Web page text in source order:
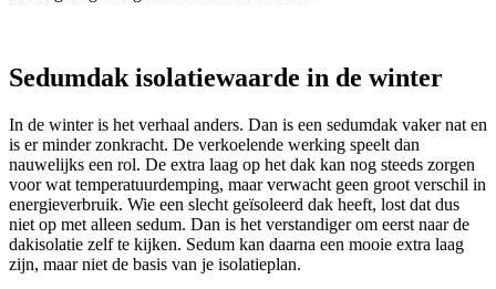
Sedumdak isolatiewaarde in de winter
In de winter is het verhaal anders. Dan is een sedumdak vaker nat en
is er minder zonkracht. De verkoelende werking speelt dan
nauwelijks een rol. De extra laag op het dak kan nog steeds zorgen
voor wat temperatuurdemping, maar verwacht geen groot verschil in
energieverbruik. Wie een slecht geïsoleerd dak heeft, lost dat dus
niet op met alleen sedum. Dan is het verstandiger om eerst naar de
dakisolatie zelf te kijken. Sedum kan daarna een mooie extra laag
zijn, maar niet de basis van je isolatieplan.